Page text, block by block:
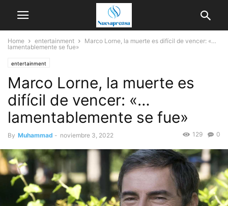
Home entertainment
Marco Lorne, la muerte es difícil de vencer: «…
lamentablemente se fue»
entertainment
Marco Lorne, la muerte es
difícil de vencer: «…
lamentablemente se fue»
By Muhammad - noviembre 3, 2022 0
129